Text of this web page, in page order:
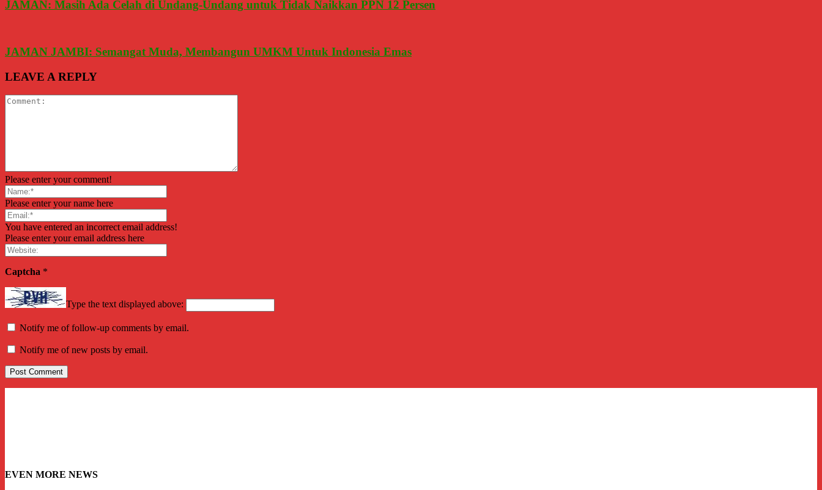
JAMAN: Masih Ada Celah di Undang-Undang untuk Tidak Naikkan PPN 12 Persen
JAMAN JAMBI: Semangat Muda, Membangun UMKM Untuk Indonesia Emas
LEAVE A REPLY
Please enter your comment!
Please enter your name here
You have entered an incorrect email address!
Please enter your email address here
Captcha *
Type the text displayed above:
Notify me of follow-up comments by email.
Notify me of new posts by email.
EVEN MORE NEWS